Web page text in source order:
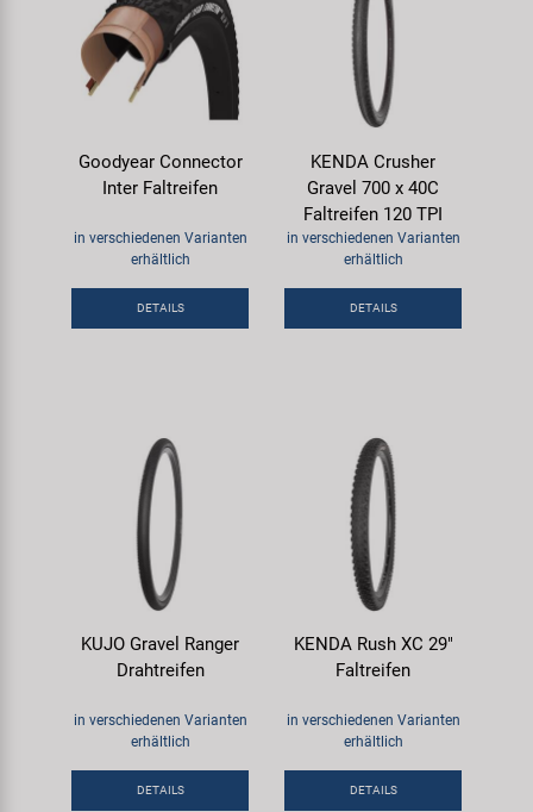
Goodyear Connector
Inter Faltreifen
in verschiedenen Varianten
erhältlich
DETAILS
KENDA Crusher
Gravel 700 x 40C
Faltreifen 120 TPI
in verschiedenen Varianten
erhältlich
DETAILS
KUJO Gravel Ranger
Drahtreifen
in verschiedenen Varianten
erhältlich
DETAILS
KENDA Rush XC 29"
Faltreifen
in verschiedenen Varianten
erhältlich
DETAILS